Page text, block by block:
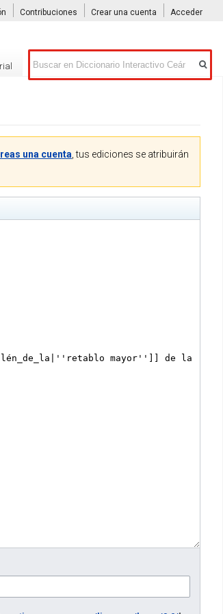
una cuenta, tus ediciones se atribuirán
Contribuciones Crear una cuenta Acceder
Buscar